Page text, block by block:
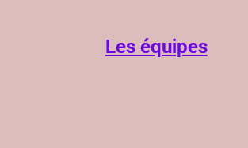
Les équipes